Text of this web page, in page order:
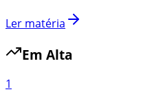
Ler matéria
Em Alta
1